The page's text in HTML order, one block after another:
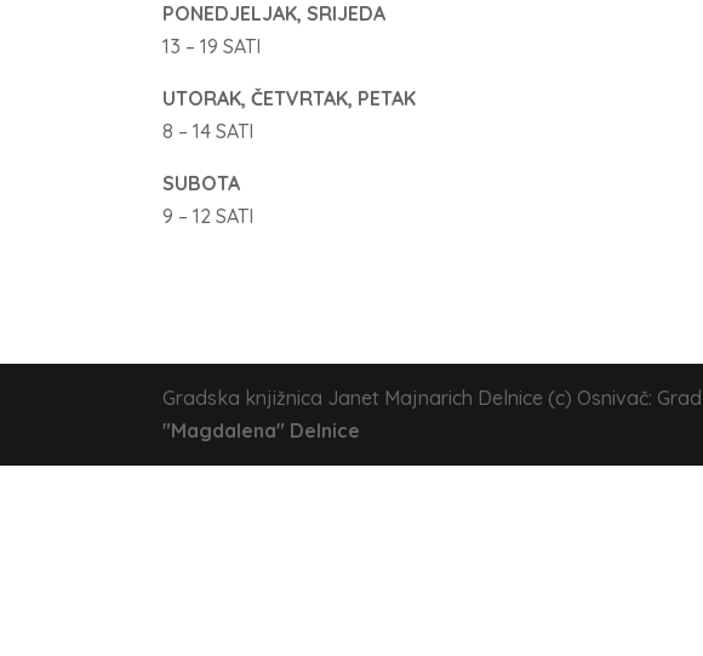
PONEDJELJAK, SRIJEDA
13 – 19 SATI
UTORAK, ČETVRTAK, PETAK
8 – 14 SATI
SUBOTA
9 – 12 SATI
Gradska knjižnica Janet Majnarich Delnice (c) Osnivač:
"Magdalena" Delnice